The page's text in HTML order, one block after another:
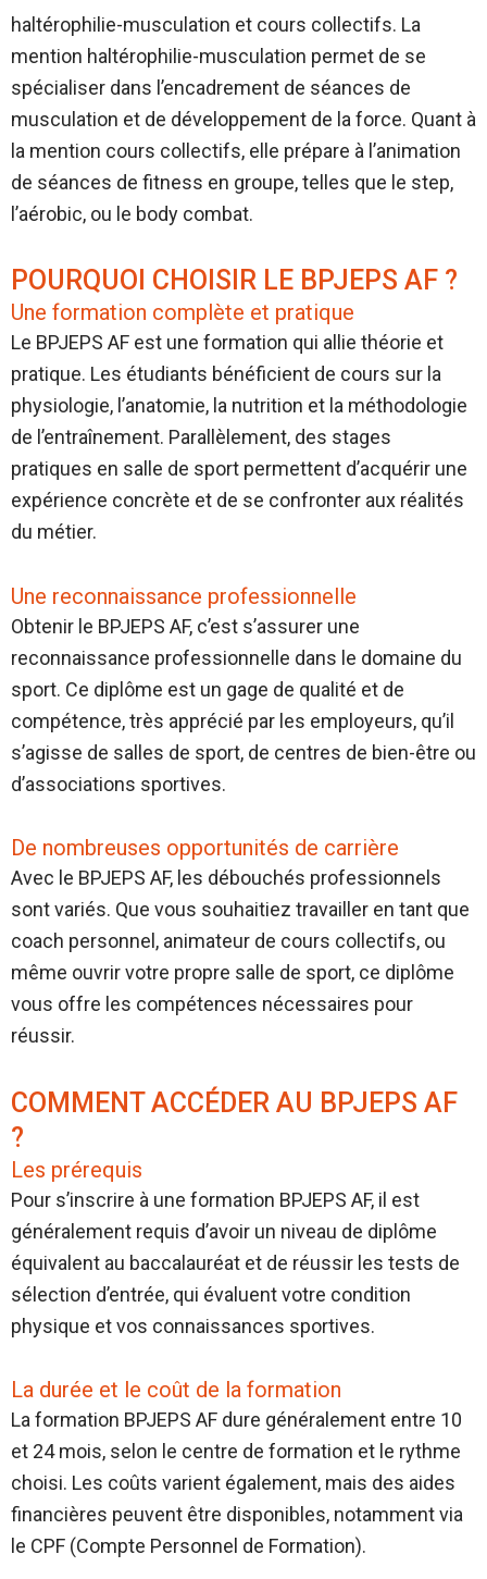
haltérophilie-musculation et cours collectifs. La
mention haltérophilie-musculation permet de se
spécialiser dans l’encadrement de séances de
musculation et de développement de la force. Quant à
la mention cours collectifs, elle prépare à l’animation
de séances de fitness en groupe, telles que le step,
l’aérobic, ou le body combat.
POURQUOI CHOISIR LE BPJEPS AF ?
Une formation complète et pratique
Le BPJEPS AF est une formation qui allie théorie et
pratique. Les étudiants bénéficient de cours sur la
physiologie, l’anatomie, la nutrition et la méthodologie
de l’entraînement. Parallèlement, des stages
pratiques en salle de sport permettent d’acquérir une
expérience concrète et de se confronter aux réalités
du métier.
Une reconnaissance professionnelle
Obtenir le BPJEPS AF, c’est s’assurer une
reconnaissance professionnelle dans le domaine du
sport. Ce diplôme est un gage de qualité et de
compétence, très apprécié par les employeurs, qu’il
s’agisse de salles de sport, de centres de bien-être ou
d’associations sportives.
De nombreuses opportunités de carrière
Avec le BPJEPS AF, les débouchés professionnels
sont variés. Que vous souhaitiez travailler en tant que
coach personnel, animateur de cours collectifs, ou
même ouvrir votre propre salle de sport, ce diplôme
vous offre les compétences nécessaires pour
réussir.
COMMENT ACCÉDER AU BPJEPS AF
?
Les prérequis
Pour s’inscrire à une formation BPJEPS AF, il est
généralement requis d’avoir un niveau de diplôme
équivalent au baccalauréat et de réussir les tests de
sélection d’entrée, qui évaluent votre condition
physique et vos connaissances sportives.
La durée et le coût de la formation
La formation BPJEPS AF dure généralement entre 10
et 24 mois, selon le centre de formation et le rythme
choisi. Les coûts varient également, mais des aides
financières peuvent être disponibles, notamment via
le CPF (Compte Personnel de Formation).